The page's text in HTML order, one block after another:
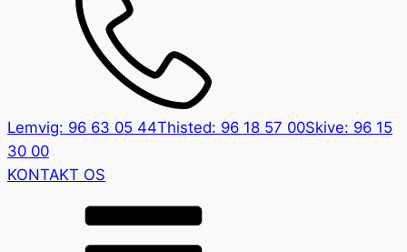
Lemvig: 96 63 05 44Thisted: 96 18 57 00Skive: 96 15
30 00
KONTAKT OS